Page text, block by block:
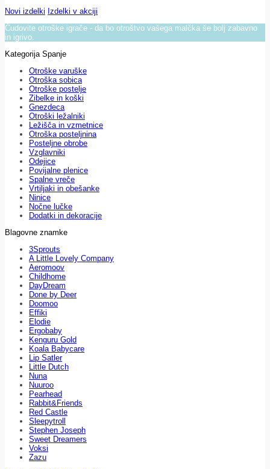
Novi izdelki Izdelki v akciji
Čudovite otroške igrače - da bo otroštvo vašega malčka še bolj zabavno
in igrivo.
Kategorija Spanje
Otroške varuške
Otroška sobica
Otroške postelje
Zibelke in koški
Gnezdeca
Otroški ležalniki
Ležišča in vzmetnice
Otroška posteljnina
Posteljne obrobe
Vzglavniki
Odejice
Povijalne plenice
Spalne vreče
Vrtiljaki in obešanke
Ninice
Nočne lučke
Dodatki in dekoracije
Blagovne znamke
3Sprouts
A Little Lovely Company
Aeromoov
Childhome
DayDream
Done by Deer
Doomoo
Effiki
Elodie
Ergobaby
Kenguru Gold
Koala Babycare
Lip Satler
Little Dutch
Nuna
Nuuroo
Pearhead
Rabbit&Friends
Red Castle
Sleepytroll
Stephen Joseph
Sweet Dreamers
Voksi
Zazu